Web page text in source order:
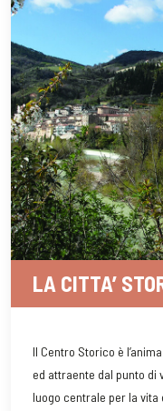
LA CITTA’
Il Centro Storico è
ed attraente dal punto di
luogo centrale per la